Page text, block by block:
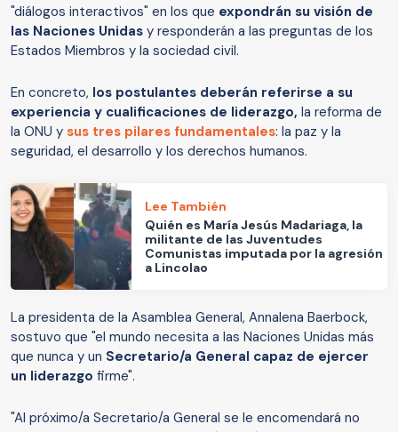
"diálogos interactivos" en los que expondrán su visión de
las Naciones Unidas y responderán a las preguntas de los
Estados Miembros y la sociedad civil.
En concreto, los postulantes deberán referirse a su
experiencia y cualificaciones de liderazgo, la reforma de
la ONU y sus tres pilares fundamentales: la paz y la
seguridad, el desarrollo y los derechos humanos.
Lee También
Quién es María Jesús Madariaga, la
militante de las Juventudes
Comunistas imputada por la agresión
a Lincolao
La presidenta de la Asamblea General, Annalena Baerbock,
sostuvo que "el mundo necesita a las Naciones Unidas más
que nunca y un Secretario/a General capaz de ejercer
un liderazgo firme".
"Al próximo/a Secretario/a General se le encomendará no